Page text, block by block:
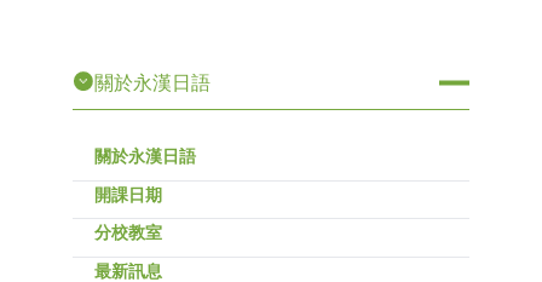
關於永漢日語
關於永漢日語
開課日期
分校教室
最新訊息